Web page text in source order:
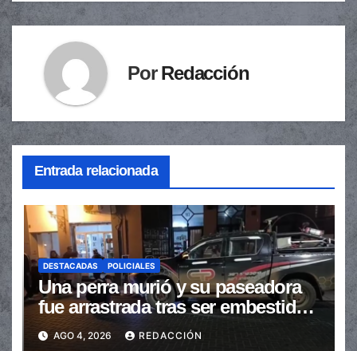
PorRedacción
Entrada relacionada
DESTACADAS POLICIALES
Una perra murió y su paseadora
fue arrastrada tras ser embestidas
en la senda peatonal
AGO 4, 2026 REDACCIÓN